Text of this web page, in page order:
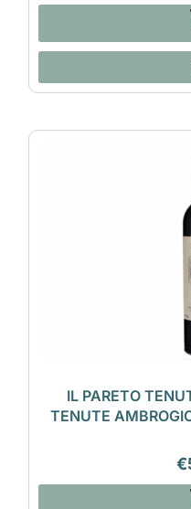
IL PARETO
TENUTE
€